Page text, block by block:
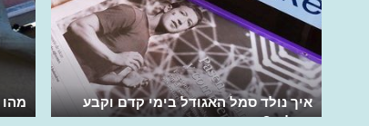
איך נולד סמל האגודל בימי קדם וקבע
גורלות?